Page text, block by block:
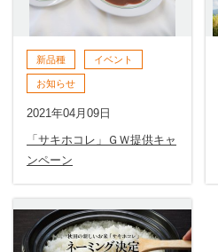
新品種 イベント
お知らせ
2021年04月09日
「サキホコレ」ＧＷ提供キャ
ンペーン